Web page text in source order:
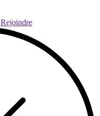
Rejoindre